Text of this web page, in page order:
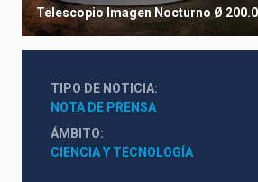
Telescopio Imagen Nocturno Ø
TIPO DE NOTICIA
NOTA DE PRENSA
ÁMBITO
CIENCIA Y TECNOLOGÍA